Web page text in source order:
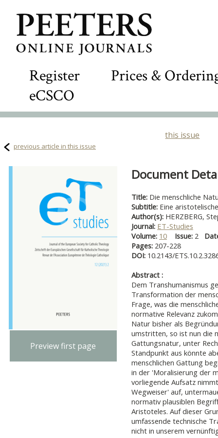
Register
Prices &
eCSCO
this issue
previous article in this issue
Preview first page
Document
Title: Die menschliche
Subtitle: Eine
Author(s): HERZBERG,
Journal: ET-Studies
Volume: 10 Issue: 2
Pages: 207-228
DOI: 10.2143/
Abstract :
Dem Transhumanismus
Transformation der
Frage, was die
normative Relevanz
Natur bisher als
umstritten, so ist nun die
Gattungsnatur, unter
Standpunkt aus könnte
menschlichen Gattung
in der 'Moralisierung der
vorliegende Aufsatz
Wegweiser' auf,
normativ plausiblen
Aristoteles. Auf dieser
umfassende technische
nicht in unserem